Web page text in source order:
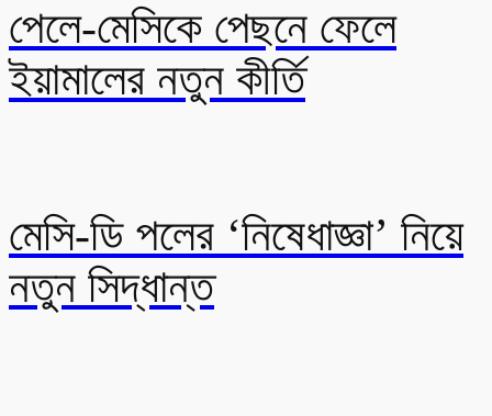
পেলে-মেসিকে পেছনে ফেলে
ইয়ামালের নতুন কীর্তি
মেসি-ডি পলের ‘নিষেধাজ্ঞা’ নিয়ে
নতুন সিদ্ধান্ত